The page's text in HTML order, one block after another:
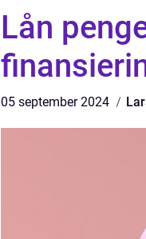
Lån
05 september 2024